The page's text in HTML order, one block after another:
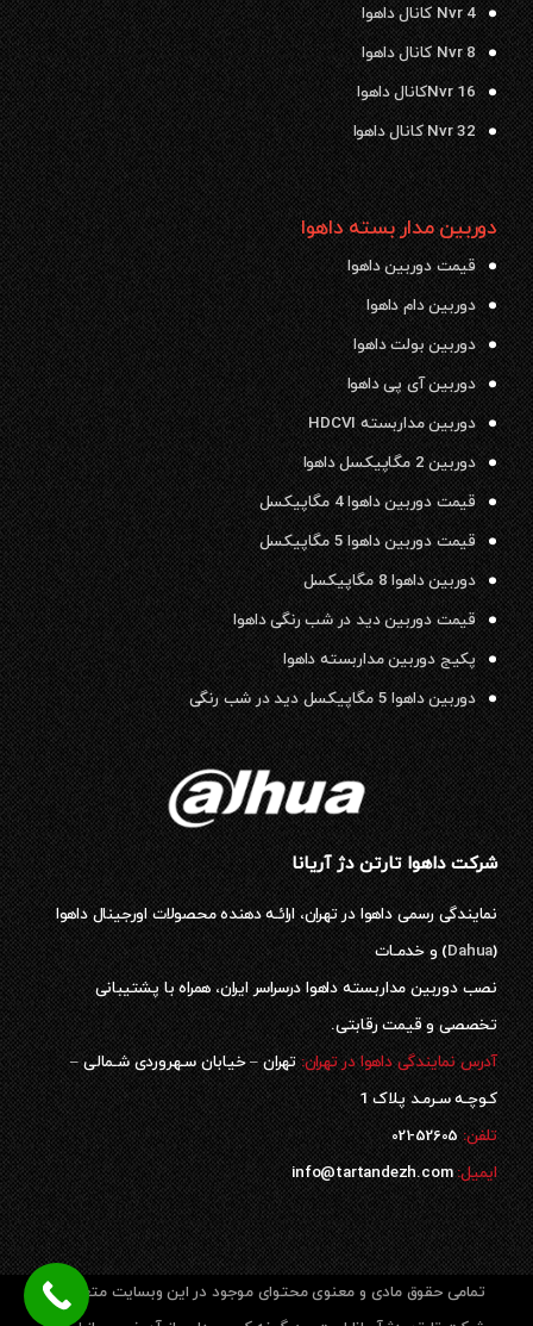
Nvr 4 کانال داهوا
Nvr 8 کانال داهوا
Nvr 16کانال داهوا
Nvr 32 کانال داهوا
دوربین مدار بسته داهوا
قیمت دوربین داهوا
دوربین دام داهوا
دوربین بولت داهوا
دوربین آی پی داهوا
دوربین مداربسته HDCVI
دوربین 2 مگاپیکسل داهوا
قیمت دوربین داهوا 4 مگاپیکسل
قیمت دوربین داهوا 5 مگاپیکسل
دوربین داهوا 8 مگاپیکسل
قیمت دوربین دید در شب رنگی داهوا
پکیج دوربین مداربسته داهوا
دوربین داهوا 5 مگاپیکسل دید در شب رنگی
شرکت داهوا تارتن دژ آریانا
نمایندگی رسمی داهوا در تهران، ارائـه دهنده محصولات اورجینال داهوا
(
Dahua) و خدمـات
نصب دوربین مداربسته داهوا درسراسر ایران، همراه با پشتیبانی
تخصصی و قیمت رقابتی.
آدرس نمایندگی داهوا در تهران:تهران – خیابان سـهروردی شـمالی –
کـوچـه سـرمـد پلاک 1
تلفن:52605-021
ایمیل:info@tartandezh.com
تمامی حقوق مادی و معنوی محتوای موجود در این وبسایت متعلق به